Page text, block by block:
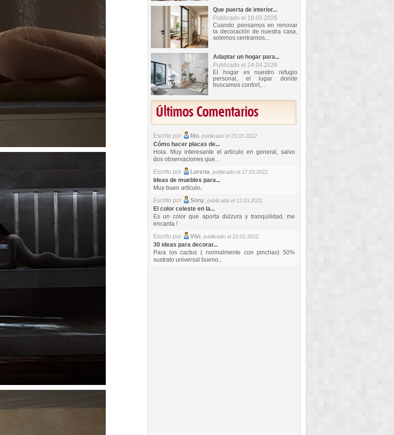
Que puerta de interior...
Publicado el 18.05.2026
Cuando pensamos en renovar
la decoración de nuestra casa,
solemos centrarnos...
Adaptar un hogar para...
Publicado el 14.04.2026
El hogar es nuestro refugio
personal, el lugar donde
buscamos confort,...
Últimos Comentarios
Escrito por fito, publicado el 23.03.2022
Cómo hacer placas de...
Hola. Muy interesante el artículo en general, salvo
dos observaciones que...
Escrito por
Lorena, publicado el 17.03.2022
Ideas de muebles para...
Muy buen artículo.
Escrito por
Sony, publicado el 12.03.2022
El color celeste en la...
Es un color que aporta dulzura y tranquilidad, me
encanta !
Escrito por
Vivi, publicado el 22.02.2022
30 ideas para decorar...
Para los cactus ( normalmente con pinchas) 50%
sustrato universal bueno...